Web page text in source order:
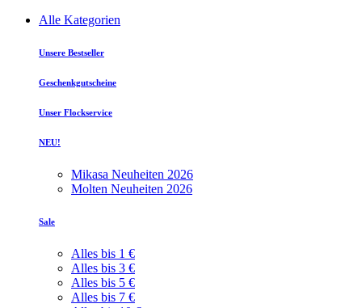
Alle Kategorien
Unsere Bestseller
Geschenkgutscheine
Unser Flockservice
NEU!
Mikasa Neuheiten 2026
Molten Neuheiten 2026
Sale
Alles bis 1 €
Alles bis 3 €
Alles bis 5 €
Alles bis 7 €